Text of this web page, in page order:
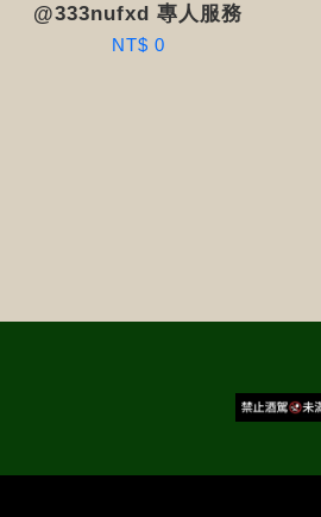
@333nufxd 專人服務
NT$ 0